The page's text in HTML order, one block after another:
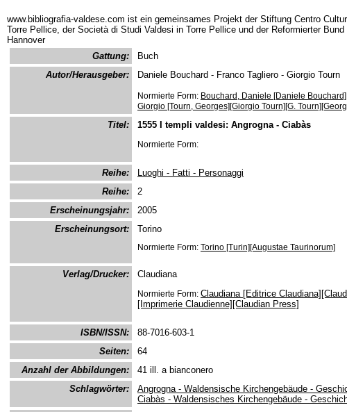
www.bibliografia-valdese.com ist ein gemeinsames Projekt der Stiftung Centro
Torre Pellice, der Società di Studi Valdesi in Torre Pellice und der Reformierter
Hannover
Gattung:
Buch
Autor/Herausgeber:
Daniele Bouchard - Franco Tagliero - Giorgio Tourn
Normierte Form: Bouchard, Daniele [Daniele Bouchard]
Giorgio [Tourn, Georges][Giorgio Tourn][G.
Titel: 1555 I templi valdesi: Angrogna - Ciabàs
Normierte Form:
Reihe:
Luoghi - Fatti - Personaggi
Reihe:
2
Erscheinungsjahr:
2005
Erscheinungsort:
Torino
Normierte Form: Torino [Turin][Augustae Taurinorum]
Verlag/Drucker: Claudiana
Normierte Form: Claudiana [Editrice
[Imprimerie Claudienne][Claudian Press]
ISBN/ISSN:
88-7016-603-1
Seiten:
64
Anzahl der Abbildungen:
41 ill. a bianconero
Schlagwörter:
Angrogna - Waldensische Kirchengebäude -
Ciabàs - Waldensisches Kirchengebäude -